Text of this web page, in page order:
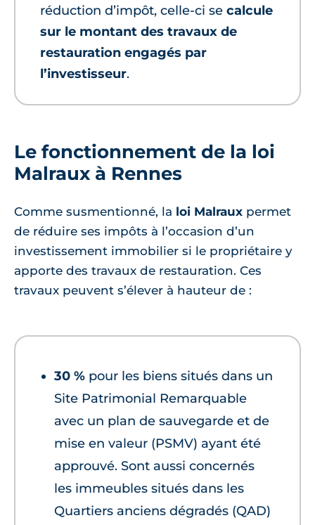
réduction d’impôt, celle-ci se calcule
sur le montant des travaux de
restauration engagés par
l’investisseur.
Le fonctionnement de la loi
Malraux à Rennes
Comme susmentionné, la loi Malraux permet
de réduire ses impôts à l’occasion d’un
investissement immobilier si le propriétaire y
apporte des travaux de restauration. Ces
travaux peuvent s’élever à hauteur de :
30 % pour les biens situés dans un
Site Patrimonial Remarquable
avec un plan de sauvegarde et de
mise en valeur (PSMV) ayant été
approuvé. Sont aussi concernés
les immeubles situés dans les
Quartiers anciens dégradés (QAD)